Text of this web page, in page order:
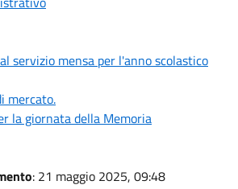
servizio mensa per l'anno scolastico
mercato.
la giornata della Memoria
: 21 maggio 2025, 09:48